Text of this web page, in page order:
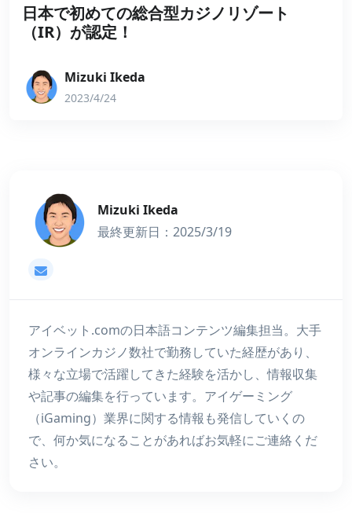
日本で初めての総合型カジノリゾート
（IR）が認定！
Mizuki Ikeda
2023/4/24
Mizuki Ikeda
最終更新日：2025/3/19
アイベット.comの日本語コンテンツ編集担当。大手
オンラインカジノ数社で勤務していた経歴があり、
様々な立場で活躍してきた経験を活かし、情報収集
や記事の編集を行っています。アイゲーミング
（iGaming）業界に関する情報も発信していくの
で、何か気になることがあればお気軽にご連絡くだ
さい。